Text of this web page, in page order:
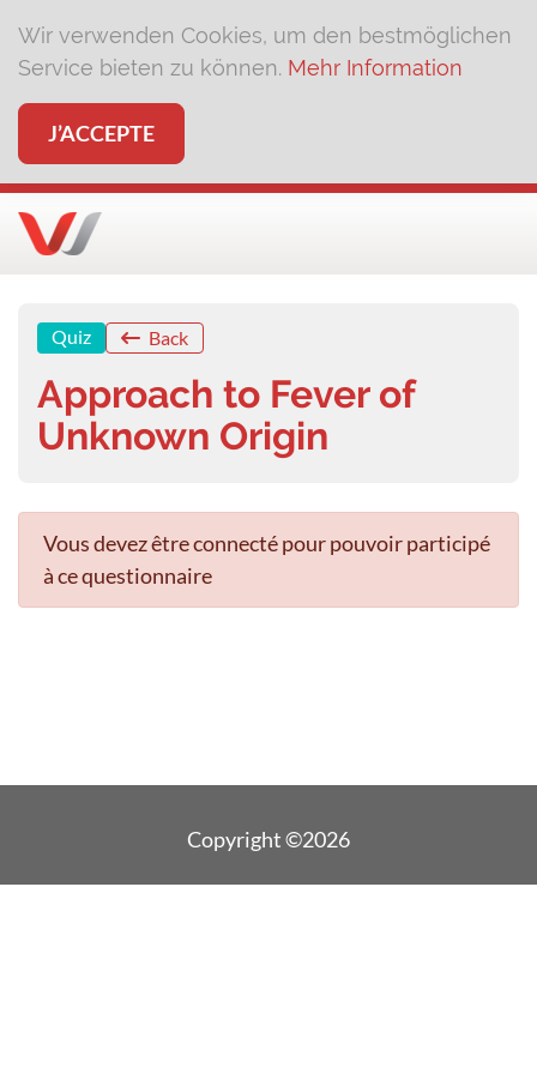
Wir verwenden Cookies, um den bestmöglichen
Service bieten zu können. Mehr Information
J’ACCEPTE
Quiz Back
Approach to Fever of
Unknown Origin
Vous devez être connecté pour pouvoir participé
à ce questionnaire
Copyright ©2026